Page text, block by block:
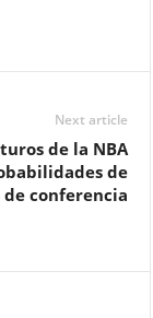
Next article
de la NBA
de
conferencia